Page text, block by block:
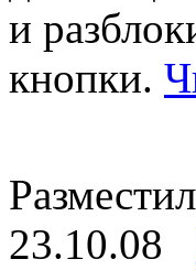
и
кнопки.
23.10.08